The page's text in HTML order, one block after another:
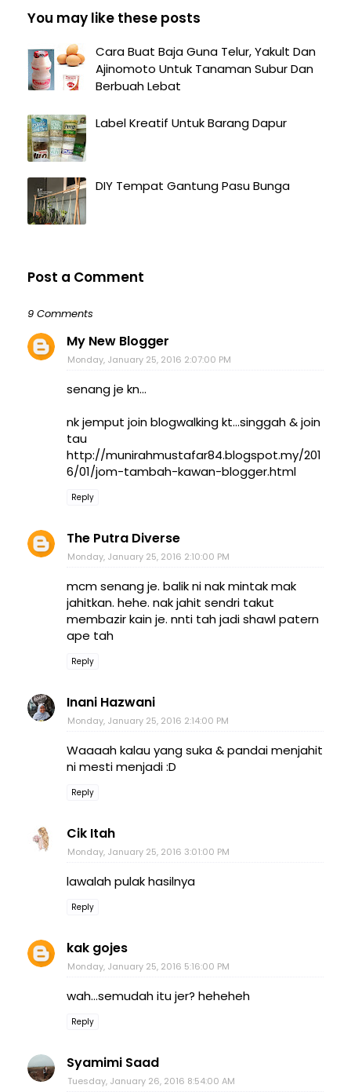
You may like these posts
Cara Buat Baja Guna Telur, Yakult Dan
Ajinomoto Untuk Tanaman Subur Dan
Berbuah Lebat
Label Kreatif Untuk Barang Dapur
DIY Tempat Gantung Pasu Bunga
Post a Comment
9 Comments
My New Blogger
Monday, January 25, 2016 2:07:00 PM
senang je kn...
nk jemput join blogwalking kt...singgah & join
tau
http://munirahmustafar84.blogspot.my/201
6/01/jom-tambah-kawan-blogger.html
Reply
The Putra Diverse
Monday, January 25, 2016 2:10:00 PM
mcm senang je. balik ni nak mintak mak
jahitkan. hehe. nak jahit sendri takut
membazir kain je. nnti tah jadi shawl patern
ape tah
Reply
Inani Hazwani
Monday, January 25, 2016 2:14:00 PM
Waaaah kalau yang suka & pandai menjahit
ni mesti menjadi :D
Reply
Cik Itah
Monday, January 25, 2016 3:01:00 PM
lawalah pulak hasilnya
Reply
kak gojes
Monday, January 25, 2016 5:16:00 PM
wah...semudah itu jer? heheheh
Reply
Syamimi Saad
Tuesday, January 26, 2016 8:54:00 AM